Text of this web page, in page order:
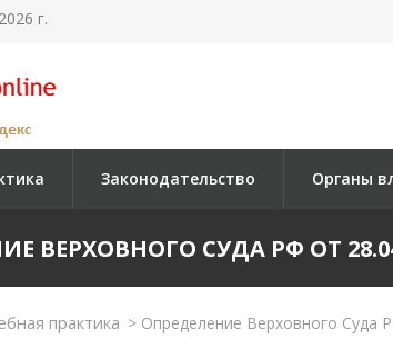
г.
Законодательство Органы
ВЕРХОВНОГО СУДА РФ ОТ
практика > Определение Верховного Суда